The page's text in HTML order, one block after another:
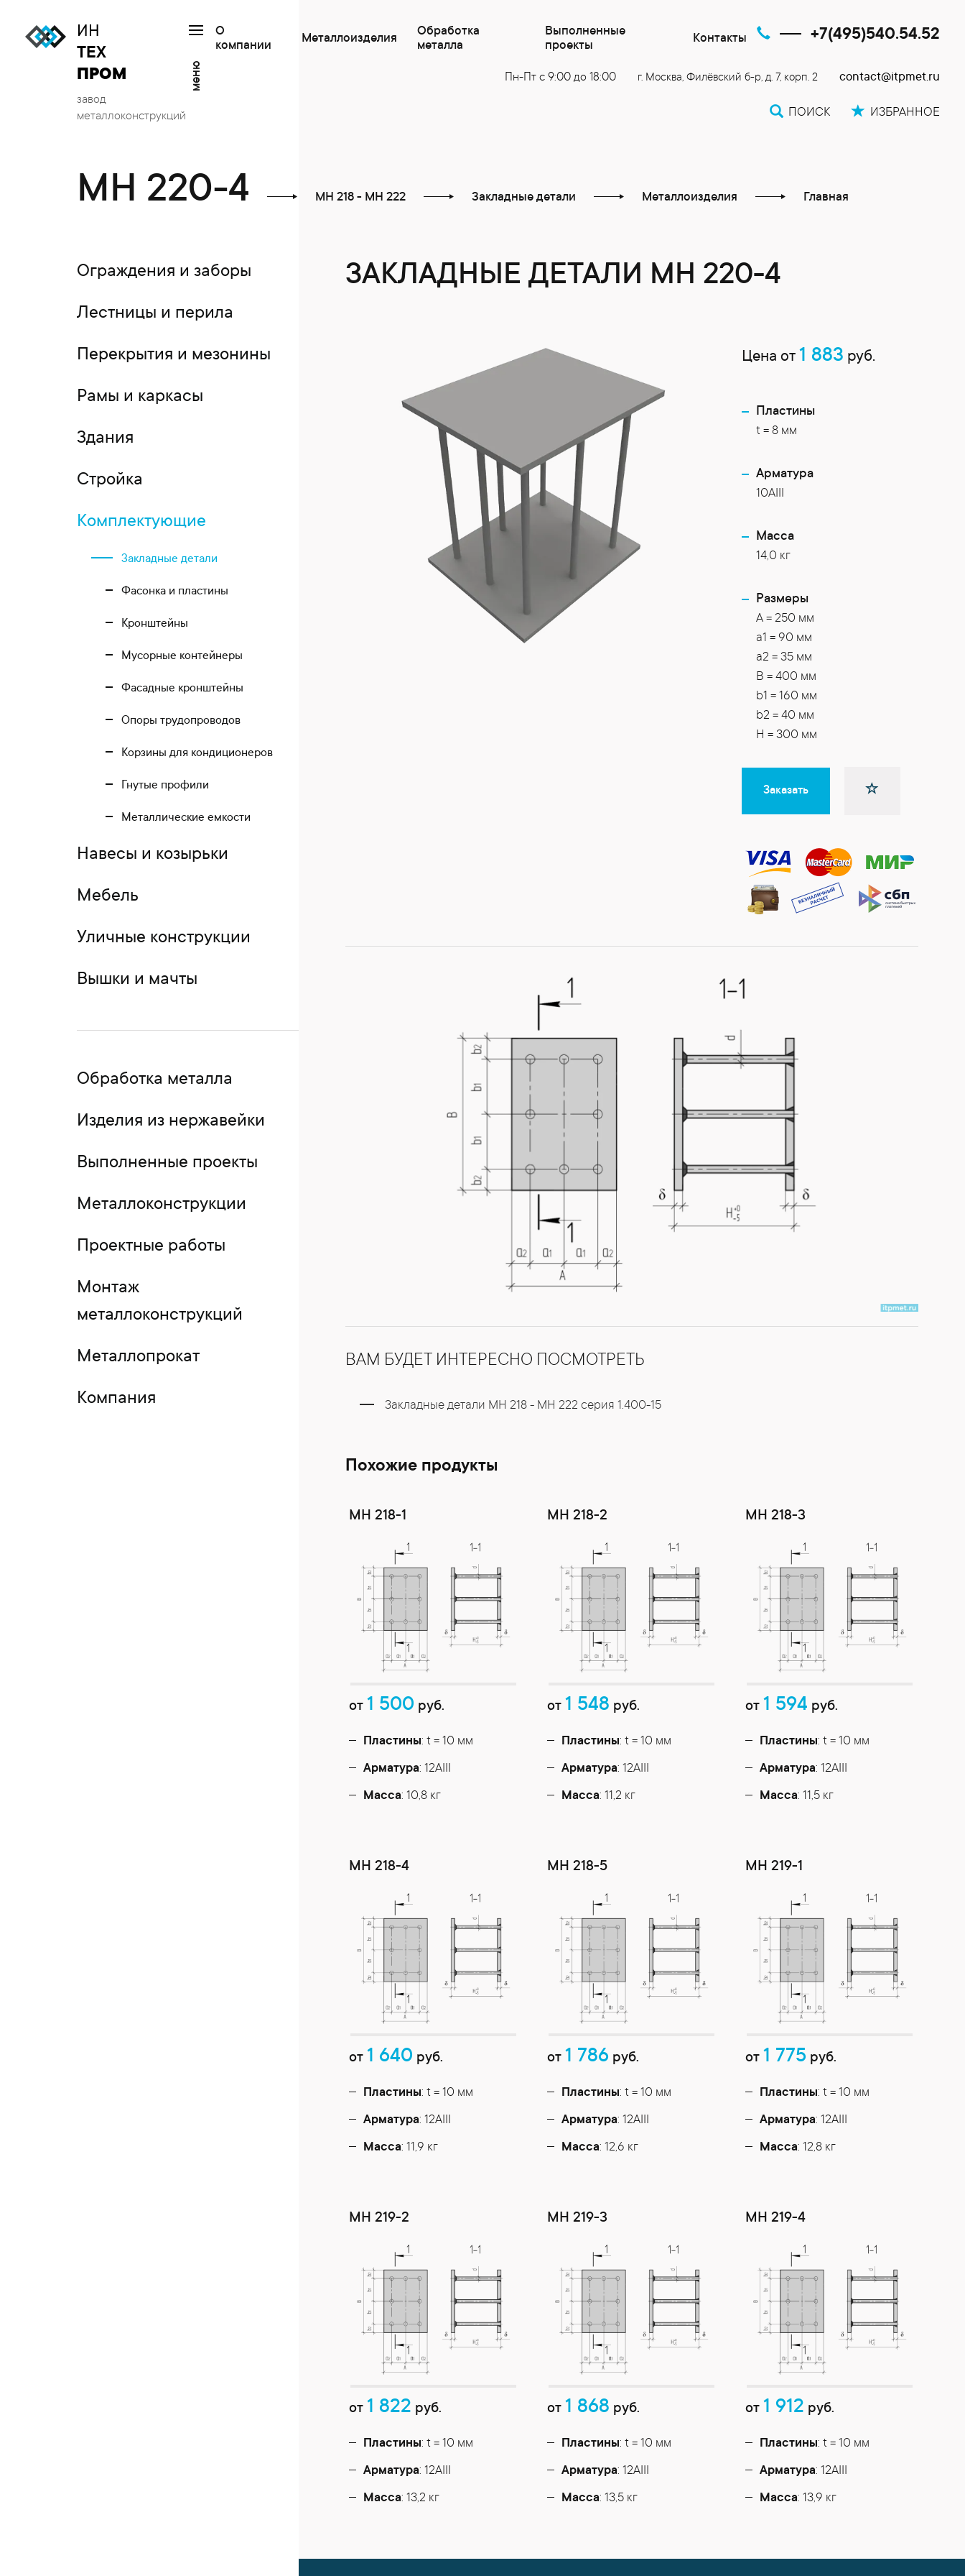
ИН
ТЕХ
ПРОМ
завод
металлоконструкций
меню
О
компании
Металлоизделия
Обработка
металла
Выполненные
проекты
Контакты +7(495)540.54.52
Пн-Пт с 9:00 до 18:00 г. Москва, Филёвский б-р, д. 7, корп. 2 contact@itpmet.ru
ПОИСК ИЗБРАННОЕ
МН 220-4 МН 218 - МН 222 Закладные детали Металлоизделия Главная
Ограждения и заборы
Лестницы и перила
Перекрытия и мезонины
Рамы и каркасы
Здания
Стройка
Комплектующие
Закладные детали
Фасонка и пластины
Кронштейны
Мусорные контейнеры
Фасадные кронштейны
Опоры трудопроводов
Корзины для кондиционеров
Гнутые профили
Металлические емкости
Навесы и козырьки
Мебель
Уличные конструкции
Вышки и мачты
Обработка металла
Изделия из нержавейки
Выполненные проекты
Металлоконструкции
Проектные работы
Монтаж
металлоконструкций
Металлопрокат
Компания
ЗАКЛАДНЫЕ ДЕТАЛИ МН 220-4
Цена от 1 883 руб.
Пластины
t = 8 мм
Арматура
10AIII
Масса
14,0 кг
Размеры
A = 250 мм
a1 = 90 мм
a2 = 35 мм
B = 400 мм
b1 = 160 мм
b2 = 40 мм
H = 300 мм
Заказать
ВАМ БУДЕТ ИНТЕРЕСНО ПОСМОТРЕТЬ
Закладные детали МН 218 - МН 222 серия 1.400-15
Похожие продукты
МН 218-1
от 1 500 руб.
Пластины: t = 10 мм
Арматура: 12AIII
Масса: 10,8 кг
МН 218-2
от 1 548 руб.
Пластины: t = 10 мм
Арматура: 12AIII
Масса: 11,2 кг
МН 218-3
от 1 594 руб.
Пластины: t = 10 мм
Арматура: 12AIII
Масса: 11,5 кг
МН 218-4
от 1 640 руб.
Пластины: t = 10 мм
Арматура: 12AIII
Масса: 11,9 кг
МН 218-5
от 1 786 руб.
Пластины: t = 10 мм
Арматура: 12AIII
Масса: 12,6 кг
МН 219-1
от 1 775 руб.
Пластины: t = 10 мм
Арматура: 12AIII
Масса: 12,8 кг
МН 219-2
от 1 822 руб.
Пластины: t = 10 мм
Арматура: 12AIII
Масса: 13,2 кг
МН 219-3
от 1 868 руб.
Пластины: t = 10 мм
Арматура: 12AIII
Масса: 13,5 кг
МН 219-4
от 1 912 руб.
Пластины: t = 10 мм
Арматура: 12AIII
Масса: 13,9 кг